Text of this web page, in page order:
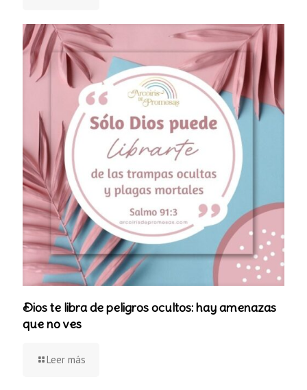
Dios te libra de peligros ocultos: hay amenazas
que no ves
Leer más